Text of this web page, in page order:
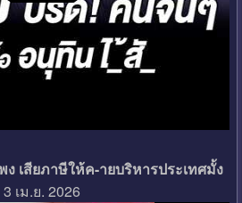
เสียภาษีให้ค-ายบริหารประเทศมั้ง
3 เม.ย. 2026